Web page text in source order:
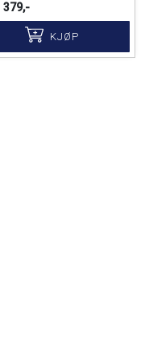
379,-
KJØP